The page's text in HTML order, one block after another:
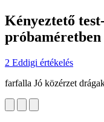
Kényeztető
próbaméretben
2 Eddigi értékelés
farfalla Jó közérzet